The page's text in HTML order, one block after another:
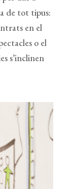
de tot tipus:
en el
o el
s’inclinen